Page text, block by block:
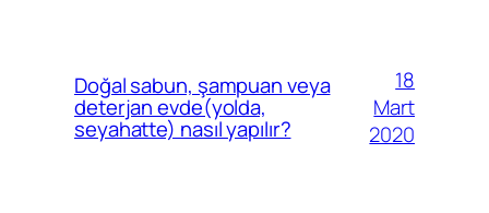
Doğal sabun, şampuan veya
deterjan evde(yolda,
seyahatte) nasıl yapılır?
18
Mart
2020